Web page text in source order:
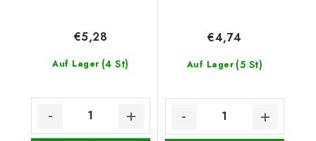
Auf Lager (4 St)
€5,28
Auf Lager (5 St)
€4,74